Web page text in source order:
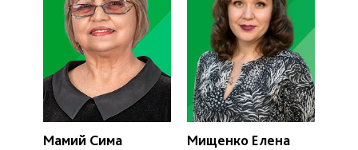
Мамий Сима
Мищенко Елена